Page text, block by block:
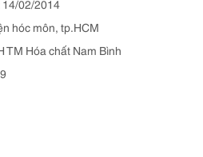
14/02/2014
hóc môn, tp.HCM
TM Hóa chất Nam Bình